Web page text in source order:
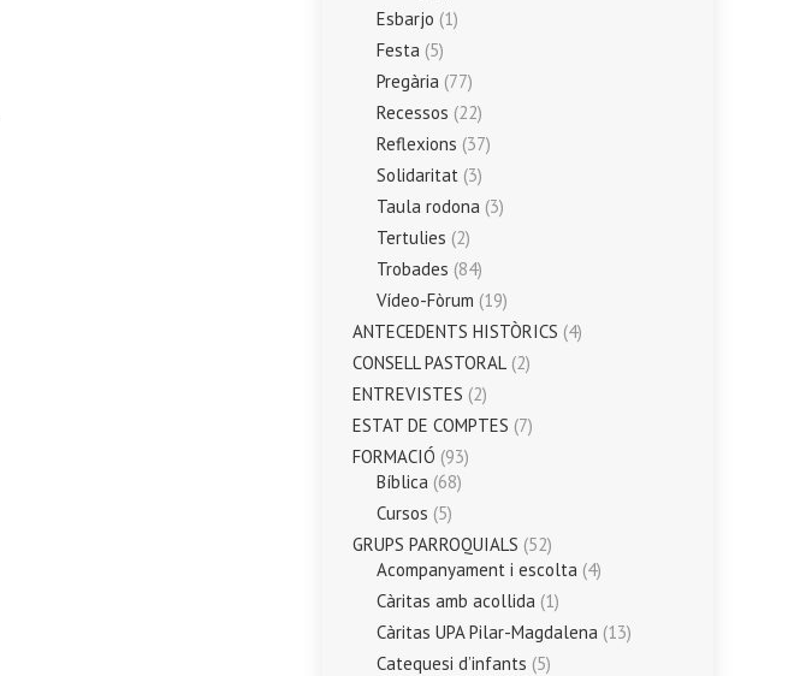
Esbarjo (1)
Festa (5)
Pregària (77)
Recessos (22)
Reflexions (37)
Solidaritat (3)
Taula rodona (3)
Tertulies (2)
Trobades (84)
Vídeo-Fòrum (19)
ANTECEDENTS HISTÒRICS (4)
CONSELL PASTORAL (2)
ENTREVISTES (2)
ESTAT DE COMPTES (7)
FORMACIÓ (93)
Bíblica (68)
Cursos (5)
GRUPS PARROQUIALS (52)
Acompanyament i escolta (4)
Càritas amb acollida (1)
Càritas UPA Pilar-Magdalena (13)
Catequesi d’infants (5)